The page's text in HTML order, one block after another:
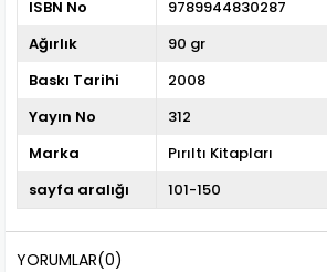
ISBN No
9789944830287
Ağırlık
90 gr
Baskı Tarihi
2008
Yayın No
312
Marka
Pırıltı Kitapları
sayfa aralığı
101-150
YORUMLAR(0)